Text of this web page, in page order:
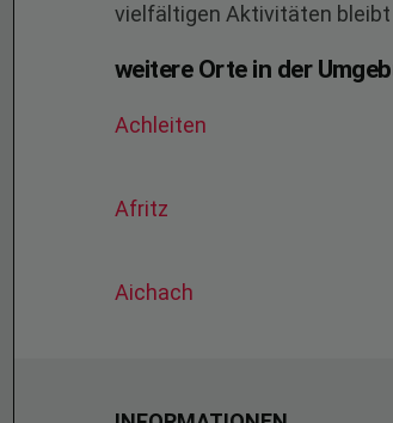
vielfältigen Aktivitäten
weitere Orte in der
Achleiten
Afritz
Aichach